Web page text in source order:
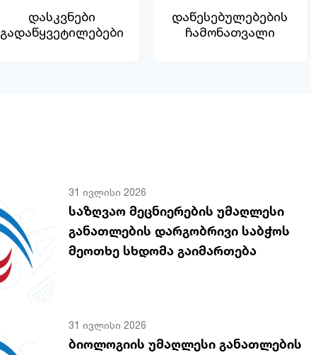
დასკვნები
გადაწყვეტილებები
დაწესებულებების
ჩამონათვალი
31 ივლისი 2026
საზღვაო მეცნიერების უმაღლესი
განათლების დარგობრივი საბჭოს
მეოთხე სხდომა გაიმართება
31 ივლისი 2026
ბიოლოგიის უმაღლესი განათლების